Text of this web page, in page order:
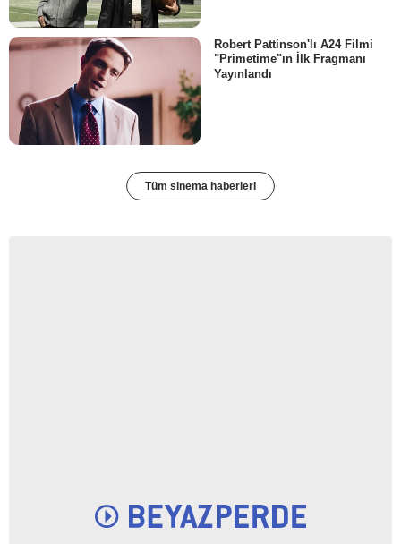
Robert Pattinson'lı A24 Filmi
"Primetime"ın İlk Fragmanı
Yayınlandı
Tüm sinema haberleri